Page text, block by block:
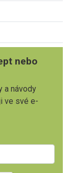
nebo
a návody
ve své e-